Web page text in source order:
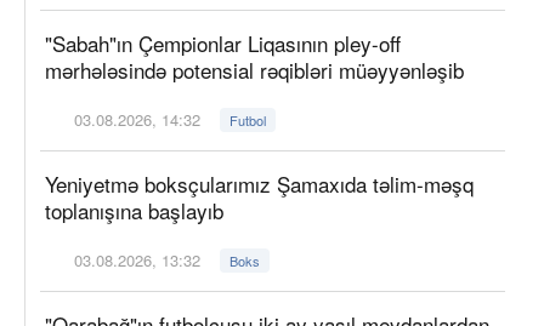
"Sabah"ın Çempionlar Liqasının pley-off
mərhələsində potensial rəqibləri müəyyənləşib
03.08.2026, 14:32 Futbol
Yeniyetmə boksçularımız Şamaxıda təlim-məşq
toplanışına başlayıb
03.08.2026, 13:32 Boks